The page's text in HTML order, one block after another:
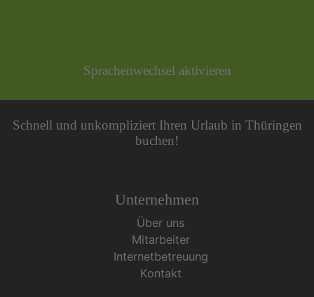
Sprachenwechsel aktivieren
Schnell und unkompliziert Ihren Urlaub in Thüringen
buchen!
Unternehmen
Über uns
Mitarbeiter
Internetbetreuung
Kontakt